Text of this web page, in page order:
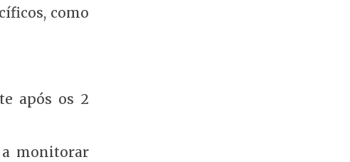
como
após os 2
a monitorar